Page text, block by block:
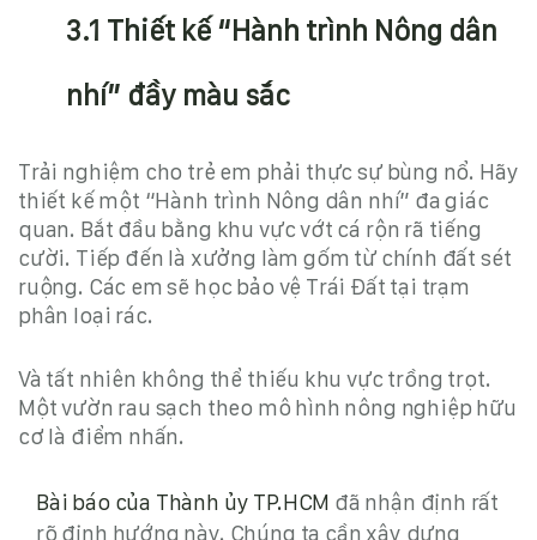
3.1 Thiết kế “Hành trình Nông dân
nhí” đầy màu sắc
Trải nghiệm cho trẻ em phải thực sự bùng nổ. Hãy
thiết kế một “Hành trình Nông dân nhí” đa giác
quan. Bắt đầu bằng khu vực vớt cá rộn rã tiếng
cười. Tiếp đến là xưởng làm gốm từ chính đất sét
ruộng. Các em sẽ học bảo vệ Trái Đất tại trạm
phân loại rác.
Và tất nhiên không thể thiếu khu vực trồng trọt.
Một vườn rau sạch theo mô hình nông nghiệp hữu
cơ là điểm nhấn.
Bài báo của Thành ủy TP.HCM đã nhận định rất
rõ định hướng này. Chúng ta cần xây dựng